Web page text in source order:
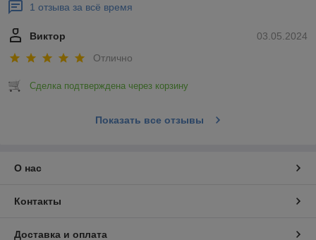
1 отзыва за всё время
03.05.2024
Виктор
Отлично
Сделка подтверждена через корзину
Показать все отзывы
О нас
Контакты
Доставка и оплата